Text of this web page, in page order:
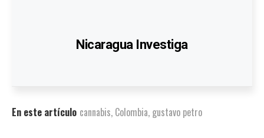
Nicaragua Investiga
En este artículo cannabis, Colombia, gustavo petro